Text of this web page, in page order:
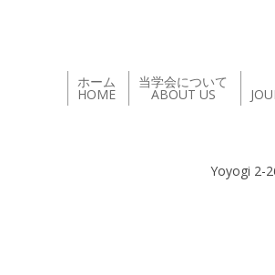
ホーム
HOME
当学会について
ABOUT US
Yoyogi 2-